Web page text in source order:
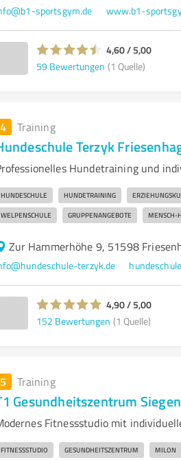
sportsgym.de www.b1-
4,60 / 5,00
59 Bewertungen (1 Quelle)
4 Training
Terzyk
Hundetraining und
HUNDESCHULE HUNDETRAINING
WELPENSCHULE GRUPPENANGEBOTE MENSCH-
Zur Hammerhöhe 9, 51598
terzyk.de
4,90 / 5,00
152 Bewertungen (1 Quelle)
5 Training
Gesundheitszentrum Siegen
Fitnessstudio mit
FITNESSSTUDIO GESUNDHEITSZENTRUM MILON